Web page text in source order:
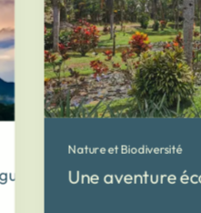
en 2 semaines
Nature et Biodiversité
Une aventure